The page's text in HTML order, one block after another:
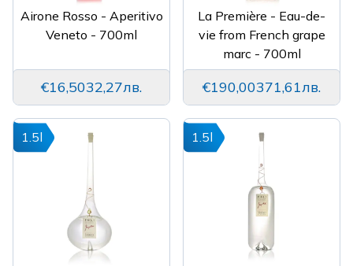
Airone Rosso - Aperitivo
Veneto - 700ml
€16,5032,27лв.
La Première - Eau-de-
vie from French grape
marc - 700ml
€190,00371,61лв.
1.5l 1.5l